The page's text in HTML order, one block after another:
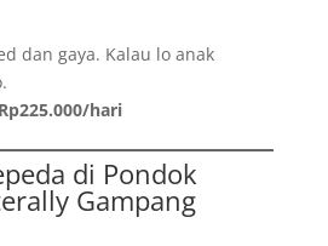
dan gaya. Kalau lo anak
Rp225.000/hari
di Pondok
Gampang